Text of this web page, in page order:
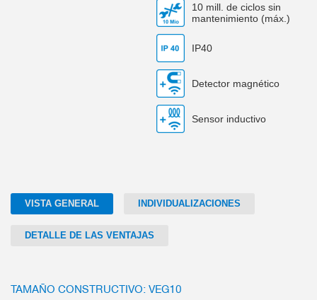
10 mill. de ciclos sin
mantenimiento (máx.)
IP40
Detector magnético
Sensor inductivo
VISTA GENERAL INDIVIDUALIZACIONES
DETALLE DE LAS VENTAJAS
TAMAÑO CONSTRUCTIVO: VEG10